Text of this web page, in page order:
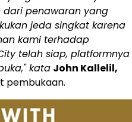
penawaran yang
jeda singkat karena
kami terhadap
telah siap, platformnya
kata John Kallelil,
pembukaan.